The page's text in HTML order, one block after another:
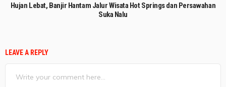
Hujan Lebat, Banjir Hantam Jalur Wisata Hot Springs dan Persawahan
Suka Nalu
LEAVE A REPLY